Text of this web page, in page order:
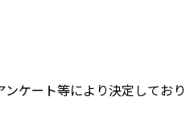
ンケート等により決定しており